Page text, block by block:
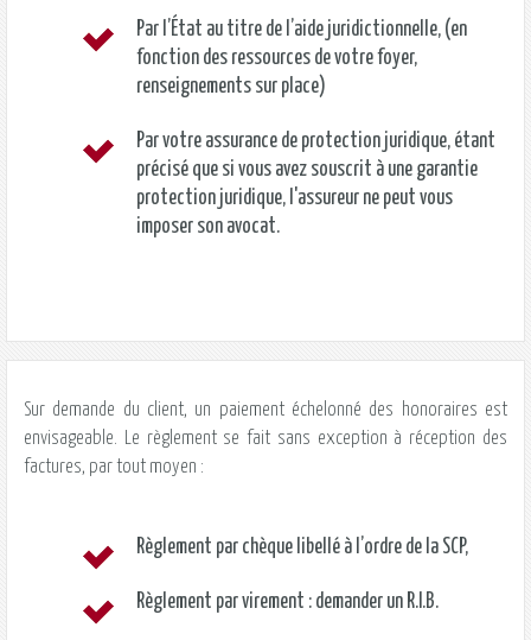
Par l’État au titre de l’aide juridictionnelle, (en
fonction des ressources de votre foyer,
renseignements sur place)
Par votre assurance de protection juridique, étant
précisé que si vous avez souscrit à une garantie
protection juridique, l'assureur ne peut vous
imposer son avocat.
Sur demande du client, un paiement échelonné des honoraires est
envisageable. Le règlement se fait sans exception à réception des
factures, par tout moyen :
Règlement par chèque libellé à l’ordre de la SCP,
Règlement par virement : demander un R.I.B.